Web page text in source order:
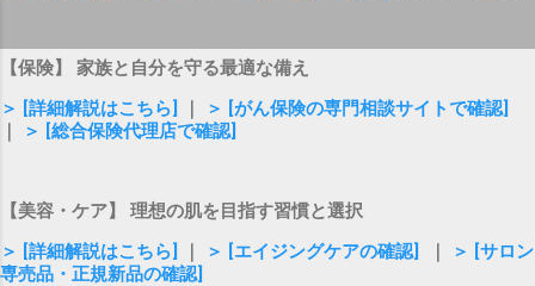
【保険】 家族と自分を守る最適な備え
＞ [詳細解説はこちら]
＞ [がん保険の専門相談サイトで確認]
＞ [総合保険代理店で確認]
【美容・ケア】 理想の肌を目指す習慣と選択
＞ [詳細解説はこちら]
＞ [エイジングケアの確認]
＞ [サロン
専売品・正規新品の確認]